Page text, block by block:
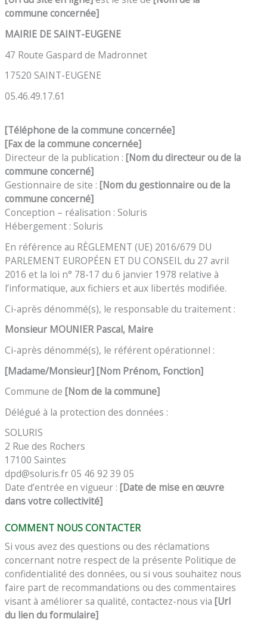
communeconcernée]
MAIRIE DE SAINT-EUGENE
47 Route Gaspard de Madronnet
17520 SAINT-EUGENE
05.46.49.17.61
[Téléphone de la commune concernée]
[Fax de la commune concernée]
Directeur de la publication :[Nom du directeur ou de la
communeconcerné]
Gestionnaire de site :[Nom du gestionnaire ou de la
communeconcerné]
Conception – réalisation : Soluris
Hébergement : Soluris
En référence au RÈGLEMENT (UE) 2016/679 DU
PARLEMENT EUROPÉEN ET DU CONSEIL du 27 avril
2016 et la loi n° 78-17 du 6 janvier 1978 relative à
l’informatique, aux fichiers et aux libertés modifiée.
Ci-après dénommé(s), le responsable du traitement :
Monsieur MOUNIER Pascal, Maire
Ci-après dénommé(s), le référent opérationnel :
[Madame/Monsieur][Nom Prénom, Fonction]
Commune de[Nom de la commune]
Délégué à la protection des données :
SOLURIS
2 Rue des Rochers
17100 Saintes
dpd@soluris.fr 05 46 92 39 05
Date d’entrée en vigueur :[Date de mise en œuvre
dans votre collectivité]
COMMENT NOUS CONTACTER
Si vous avez des questions ou des réclamations
concernant notre respect de la présente Politique de
confidentialité des données, ou si vous souhaitez nous
faire part de recommandations ou des commentaires
visant à améliorer sa qualité, contactez-nous via[Url
du lien du formulaire]